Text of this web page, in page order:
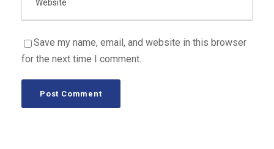
Save my name, email, and website in this browser
for the next time I comment.